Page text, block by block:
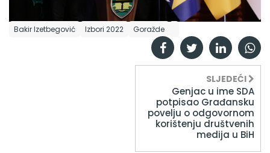
Bakir Izetbegović Izbori 2022 Goražde
SLJEDEĆI
Genjac u ime SDA
potpisao Građansku
povelju o odgovornom
korištenju društvenih
medija u BiH